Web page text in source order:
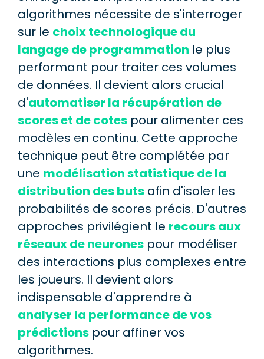
algorithmes nécessite de s'interroger
sur le choix technologique du
langage de programmation le plus
performant pour traiter ces volumes
de données. Il devient alors crucial
d'automatiser la récupération de
scores et de cotes pour alimenter ces
modèles en continu. Cette approche
technique peut être complétée par
une modélisation statistique de la
distribution des buts afin d'isoler les
probabilités de scores précis. D'autres
approches privilégient le recours aux
réseaux de neurones pour modéliser
des interactions plus complexes entre
les joueurs. Il devient alors
indispensable d'apprendre à
analyser la performance de vos
prédictions pour affiner vos
algorithmes.